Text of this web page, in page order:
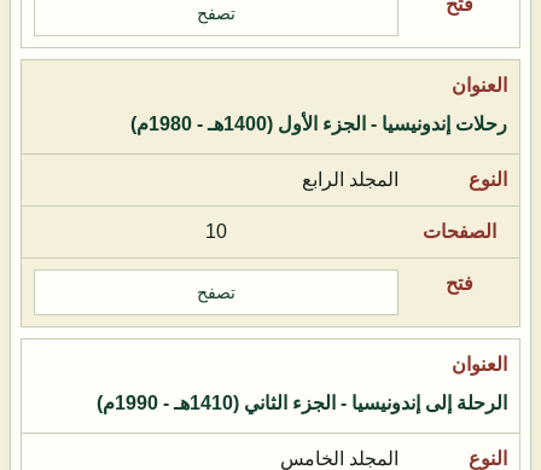
تصفح
رحلات إندونيسيا - الجزء الأول (1400هـ - 1980م)
المجلد الرابع
10
تصفح
الرحلة إلى إندونيسيا - الجزء الثاني (1410هـ - 1990م)
المجلد الخامس